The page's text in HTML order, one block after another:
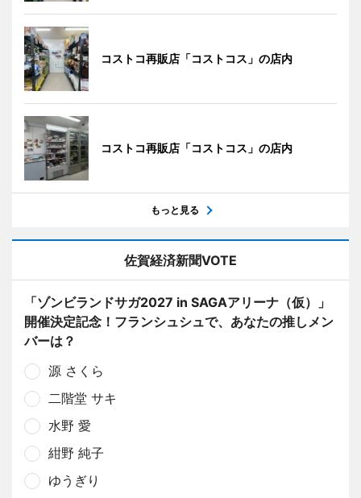
コストコ再販店「コストコス」の店内
コストコ再販店「コストコス」の店内
もっと見る
佐賀経済新聞VOTE
「ゾンビランドサガ2027 in SAGAアリーナ（仮）」
開催決定記念！フランシュシュで、あなたの推しメン
バーは？
源 さくら
二階堂 サキ
水野 愛
紺野 純子
ゆうぎり